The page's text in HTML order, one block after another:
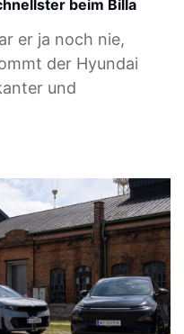
beim Billa
er ja noch nie,
der Hyundai
und